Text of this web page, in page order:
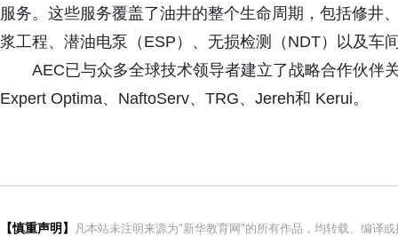
服务。这些服务覆盖了油井的整个生命周期，包括修井
浆工程、潜油电泵（ESP）、无损检测（NDT）以及车
AEC已与众多全球技术领导者建立了战略合作伙伴
Expert Optima、NaftoServ、TRG、Jereh和 Kerui。
【慎重声明】
凡本站未注明来源为"新华教育网"的所有作品，均转载、编译